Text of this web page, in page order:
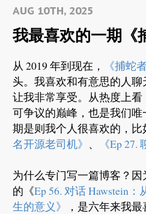
AUG 10TH, 2025
我最喜欢的一期《
从 2019 年到现在， 《捕蛇
头。我喜欢和有意思的人
让我非常享受。从热度上看
可争议的巅峰，也是我们
期是则我个人很喜欢的，比
名开源老司机》 、 《Ep 27.
为什么专门写一篇博客？因
的《Ep 56. 对话 Hawstein
生的意义》
，是六年来我最